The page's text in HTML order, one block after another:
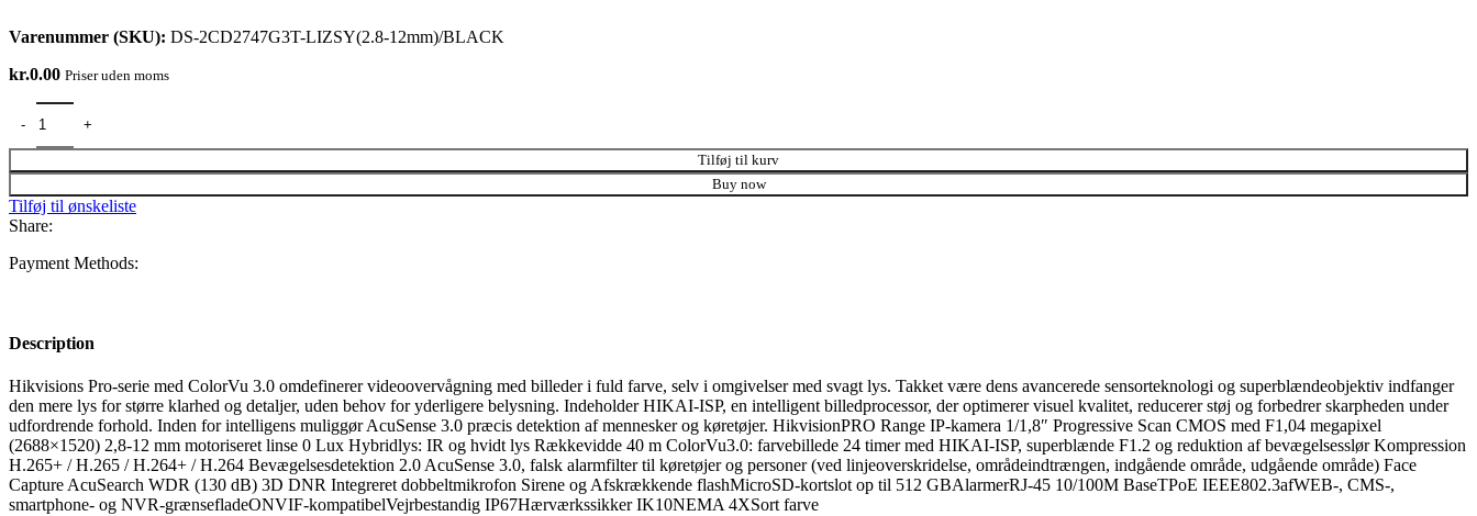
Varenummer (SKU): DS-2CD2747G3T-LIZSY(2.8-12mm)/BLACK
kr.0.00 Priser uden moms
Tilføj til kurv
Buy now
Tilføj til ønskeliste
Share:
Payment Methods:
Description
Hikvisions Pro-serie med ColorVu 3.0 omdefinerer videoovervågning med billeder i fuld farve, selv i omgivelser med svagt lys. Takket være dens avancerede sensorteknologi og superblændeobjektiv indfanger
den mere lys for større klarhed og detaljer, uden behov for yderligere belysning. Indeholder HIKAI-ISP, en intelligent billedprocessor, der optimerer visuel kvalitet, reducerer støj og forbedrer skarpheden under
udfordrende forhold. Inden for intelligens muliggør AcuSense 3.0 præcis detektion af mennesker og køretøjer. HikvisionPRO Range IP-kamera 1/1,8″ Progressive Scan CMOS med F1,04 megapixel
(2688×1520) 2,8-12 mm motoriseret linse 0 Lux Hybridlys: IR og hvidt lys Rækkevidde 40 m ColorVu3.0: farvebillede 24 timer med HIKAI-ISP, superblænde F1.2 og reduktion af bevægelsesslør Kompression
H.265+ / H.265 / H.264+ / H.264 Bevægelsesdetektion 2.0 AcuSense 3.0, falsk alarmfilter til køretøjer og personer (ved linjeoverskridelse, områdeindtrængen, indgående område, udgående område) Face
Capture AcuSearch WDR (130 dB) 3D DNR Integreret dobbeltmikrofon Sirene og Afskrækkende flashMicroSD-kortslot op til 512 GBAlarmerRJ-45 10/100M BaseTPoE IEEE802.3afWEB-, CMS-,
smartphone- og NVR-grænsefladeONVIF-kompatibelVejrbestandig IP67Hærværkssikker IK10NEMA 4XSort farve